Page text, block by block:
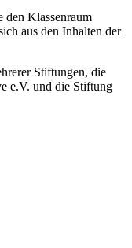
Klassenraum
aus den Inhalten der
Stiftungen, die
e.V. und die Stiftung